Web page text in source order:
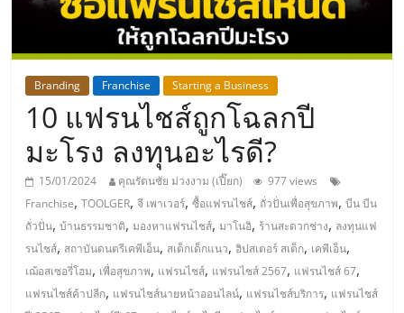
รวม
ธุรกิจ
เอ
ส
เอ็
มอี
Branding Franchise Starting a Business
10 แฟรนไชส์ถูกโฉลกปี
มะโรง ลงทุนอะไรดี?
15/01/2024 คุณรัตนชัย ม่วงงาม (เปี๊ยก)
977 views
Franchise,TOOLGER,จี เพาเวอร์,ซื้อแฟรนไชส์, ถั่วปั่นเพื่อสุขภาพ,บีน บีน
ถั่วปั่น,บ้านธรรมชาติ,มองหาแฟรนไชส์,มาโนอิ, ร้านสะดวกช่าง, ลงทุนแฟ
รนไชส์, สถาบันดนตรีเคพีเอ็น, สเต็กเด็กแนว,ฮิปสเตอร์ สเต็ก, เคพีเอ็น,
เฌ้อสเซอรี่โฮม, เพื่อสุขภาพ, แฟรนไชส์, แฟรนไชส์ 2567, แฟรนไชส์ 67,
แฟรนไชส์ค้าปลีก, แฟรนไชส์นายหน้าออนไลน์, แฟรนไชส์บริการ, แฟรนไชส์